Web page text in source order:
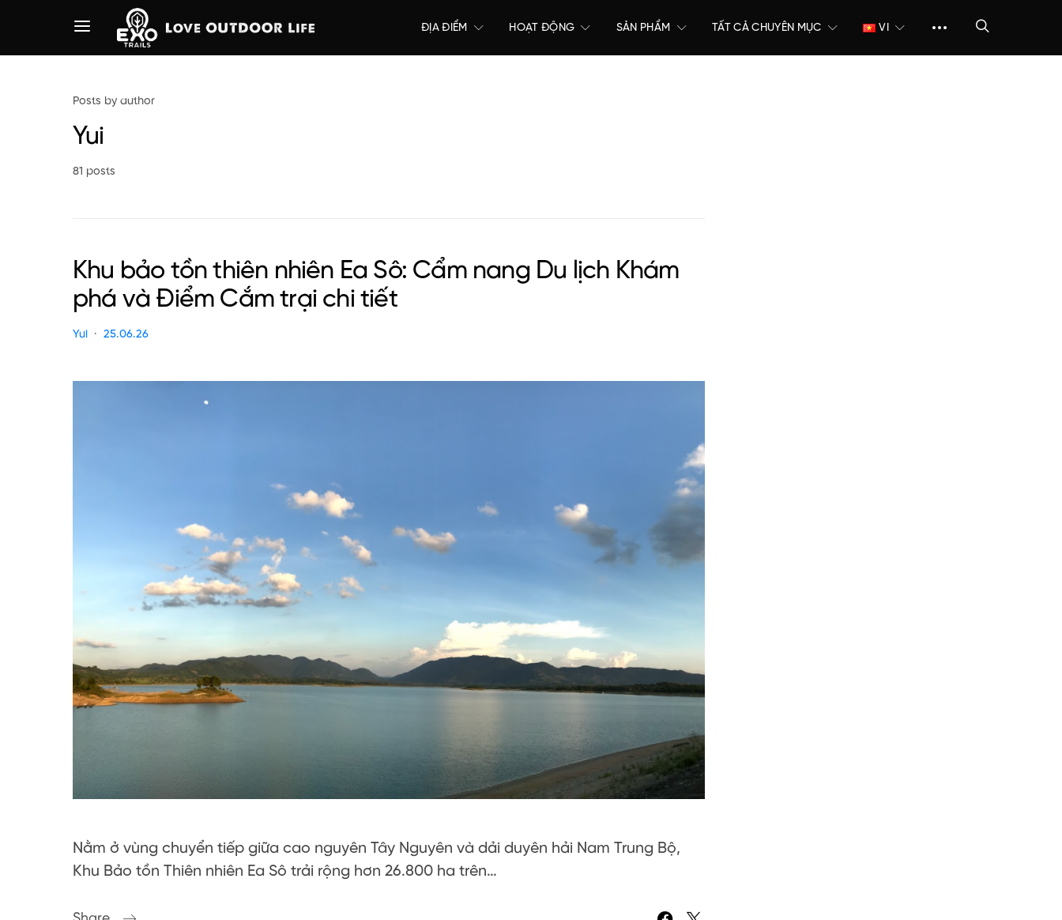
ĐỊA ĐIỂM HOẠT ĐỘNG SẢN PHẨM TẤT CẢ CHUYÊN MỤC VI
Posts by author
Yui
81 posts
Khu bảo tồn thiên nhiên Ea Sô: Cẩm nang Du lịch Khám
phá và Điểm Cắm trại chi tiết
Yui 25.06.26
Nằm ở vùng chuyển tiếp giữa cao nguyên Tây Nguyên và dải duyên hải Nam Trung Bộ,
Khu Bảo tồn Thiên nhiên Ea Sô trải rộng hơn 26.800 ha trên…